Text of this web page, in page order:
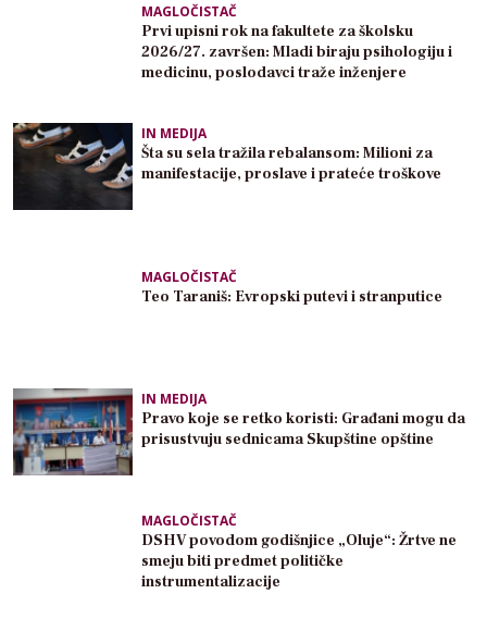
MAGLOČISTAČ
Prvi upisni rok na fakultete za školsku
2026/27. završen: Mladi biraju psihologiju i
medicinu, poslodavci traže inženjere
IN MEDIJA
Šta su sela tražila rebalansom: Milioni za
manifestacije, proslave i prateće troškove
MAGLOČISTAČ
Teo Taraniš: Evropski putevi i stranputice
IN MEDIJA
Pravo koje se retko koristi: Građani mogu da
prisustvuju sednicama Skupštine opštine
MAGLOČISTAČ
DSHV povodom godišnjice „Oluje“: Žrtve ne
smeju biti predmet političke
instrumentalizacije